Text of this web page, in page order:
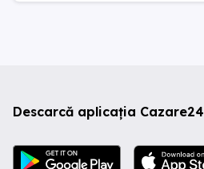
Descarcă aplicația Cazare24